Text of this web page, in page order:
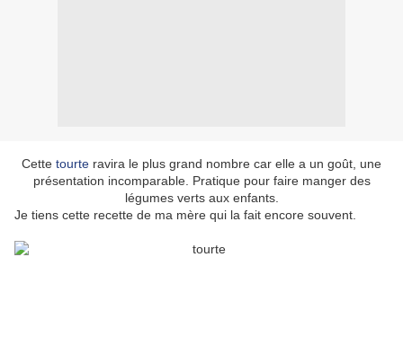
Cette tourte ravira le plus grand nombre car elle a un goût, une
présentation incomparable. Pratique pour faire manger des
légumes verts aux enfants.
Je tiens cette recette de ma mère qui la fait encore souvent.